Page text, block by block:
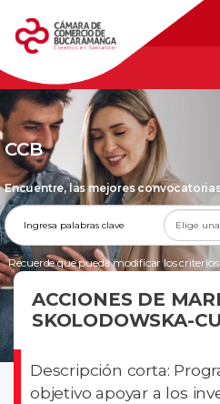
CCB
Encuentre, las mejores
Recuerde que pueda modificar los
ACCIONES DE
SKOLODOWSKA-
Descripción corta:
objetivo apoyar a los